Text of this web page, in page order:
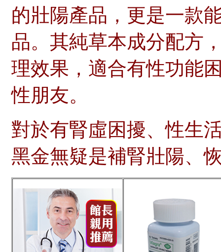
的壯陽產品，更是一款
品。其純草本成分配方
理效果，適合有性功能
性朋友。
對於有腎虛困擾、性生
黑金無疑是補腎壯陽、